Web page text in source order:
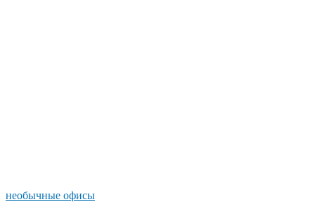
необычные офисы